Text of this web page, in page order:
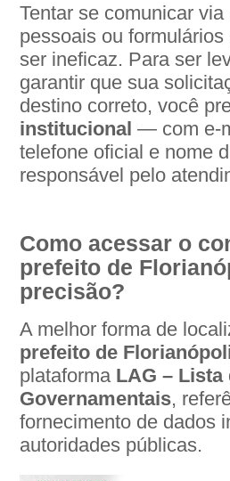
Tentar se comunicar
pessoais ou
ser ineficaz. Para ser
garantir que sua
destino correto, você
institucional — com e-
telefone oficial e nome
responsável pelo
Como acessar o
prefeito de
precisão?
A melhor forma de
prefeito de
plataforma LAG –
Governamentais,
fornecimento de dados
autoridades públicas.